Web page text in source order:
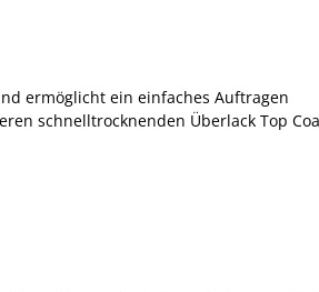
ermöglicht ein einfaches Auftragen
schnelltrocknenden Überlack Top